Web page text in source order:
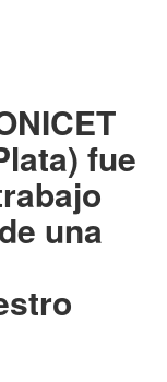
fue
una